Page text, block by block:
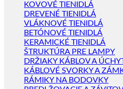
KOVOVÉ TIENIDLÁ
DREVENÉ TIENIDLÁ
VLÁKNOVÉ TIENIDLÁ
BETÓNOVÉ TIENIDLÁ
KERAMICKÉ TIENIDLÁ
ŠTRUKTÚRA PRE LAMPY
DRŽIAKY KÁBLOV A
KÁBLOVÉ SVORKY A
RÁMIKY NA BODOVKY